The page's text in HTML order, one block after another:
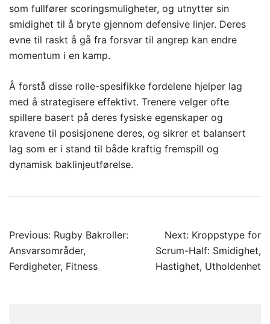
som fullfører scoringsmuligheter, og utnytter sin
smidighet til å bryte gjennom defensive linjer. Deres
evne til raskt å gå fra forsvar til angrep kan endre
momentum i en kamp.
Å forstå disse rolle-spesifikke fordelene hjelper lag
med å strategisere effektivt. Trenere velger ofte
spillere basert på deres fysiske egenskaper og
kravene til posisjonene deres, og sikrer et balansert
lag som er i stand til både kraftig fremspill og
dynamisk baklinjeutførelse.
Post
navigation
Previous: Rugby Bakroller:
Ansvarsområder,
Ferdigheter, Fitness
Next: Kroppstype for
Scrum-Half: Smidighet,
Hastighet, Utholdenhet